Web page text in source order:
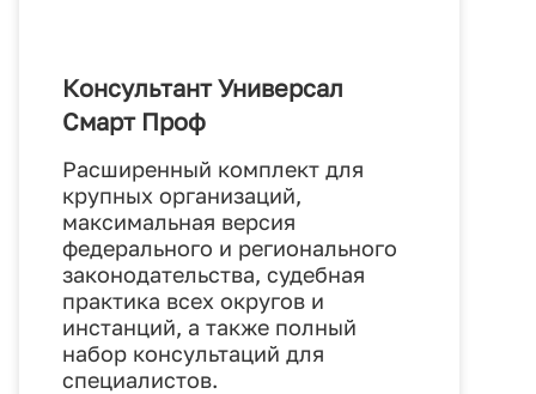
Консультант Универсал
Смарт Проф
Расширенный комплект для
крупных организаций,
максимальная версия
федерального и регионального
законодательства, судебная
практика всех округов и
инстанций, а также полный
набор консультаций для
специалистов.